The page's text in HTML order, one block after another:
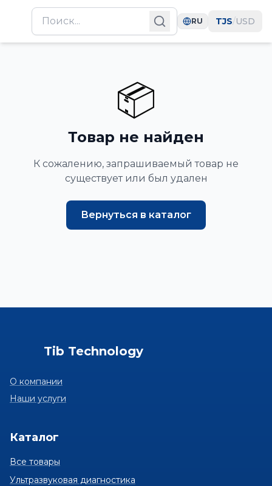
RU TJS/USD
📦
Товар не найден
К сожалению, запрашиваемый товар не
существует или был удален
Вернуться в каталог
Tib Technology
О компании
Наши услуги
Каталог
Все товары
Ультразвуковая диагностика